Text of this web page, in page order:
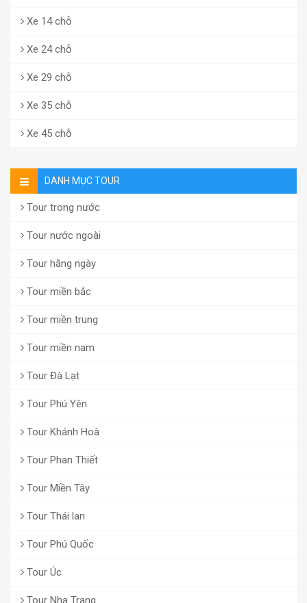
Xe 14 chỗ
Xe 24 chỗ
Xe 29 chỗ
Xe 35 chỗ
Xe 45 chỗ
DANH MỤC TOUR
Tour trong nước
Tour nước ngoài
Tour hằng ngày
Tour miền bắc
Tour miền trung
Tour miền nam
Tour Đà Lạt
Tour Phú Yên
Tour Khánh Hoà
Tour Phan Thiết
Tour Miền Tây
Tour Thái lan
Tour Phú Quốc
Tour Úc
Tour Nha Trang